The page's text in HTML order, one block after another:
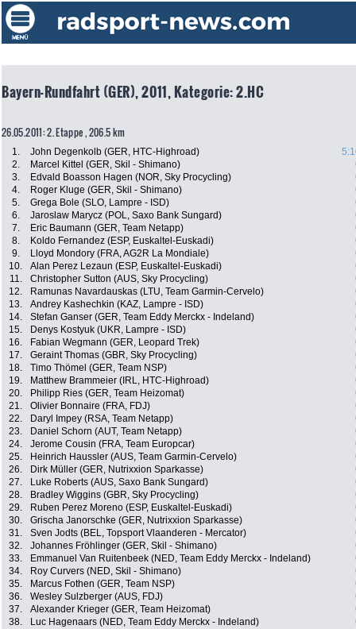
Bayern-Rundfahrt (GER), 2011, Kategorie: 2.HC
26.05.2011: 2. Etappe , 206.5 km
1. John Degenkolb (GER, HTC-Highroad)
2.
Marcel Kittel (GER, Skil - Shimano)
3.
Edvald Boasson Hagen (NOR, Sky Procycling)
4.
Roger Kluge (GER, Skil - Shimano)
5.
Grega Bole (SLO, Lampre - ISD)
6.
Jaroslaw Marycz (POL, Saxo Bank Sungard)
7.
Eric Baumann (GER, Team Netapp)
8.
Koldo Fernandez (ESP, Euskaltel-Euskadi)
9.
Lloyd Mondory (FRA, AG2R La Mondiale)
10.
Alan Perez Lezaun (ESP, Euskaltel-Euskadi)
11.
Christopher Sutton (AUS, Sky Procycling)
12.
Ramunas Navardauskas (LTU, Team Garmin-Cervelo)
13.
Andrey Kashechkin (KAZ, Lampre - ISD)
14.
Stefan Ganser (GER, Team Eddy Merckx - Indeland)
15.
Denys Kostyuk (UKR, Lampre - ISD)
16.
Fabian Wegmann (GER, Leopard Trek)
17.
Geraint Thomas (GBR, Sky Procycling)
18.
Timo Thömel (GER, Team NSP)
19.
Matthew Brammeier (IRL, HTC-Highroad)
20.
Philipp Ries (GER, Team Heizomat)
21.
Olivier Bonnaire (FRA, FDJ)
22.
Daryl Impey (RSA, Team Netapp)
23.
Daniel Schorn (AUT, Team Netapp)
24.
Jerome Cousin (FRA, Team Europcar)
25.
Heinrich Haussler (AUS, Team Garmin-Cervelo)
26.
Dirk Müller (GER, Nutrixxion Sparkasse)
27.
Luke Roberts (AUS, Saxo Bank Sungard)
28.
Bradley Wiggins (GBR, Sky Procycling)
29.
Ruben Perez Moreno (ESP, Euskaltel-Euskadi)
30.
Grischa Janorschke (GER, Nutrixxion Sparkasse)
31.
Sven Jodts (BEL, Topsport Vlaanderen - Mercator)
32.
Johannes Fröhlinger (GER, Skil - Shimano)
33.
Emmanuel Van Ruitenbeek (NED, Team Eddy Merckx - Indeland)
34.
Roy Curvers (NED, Skil - Shimano)
35.
Marcus Fothen (GER, Team NSP)
36.
Wesley Sulzberger (AUS, FDJ)
37.
Alexander Krieger (GER, Team Heizomat)
38.
Luc Hagenaars (NED, Team Eddy Merckx - Indeland)